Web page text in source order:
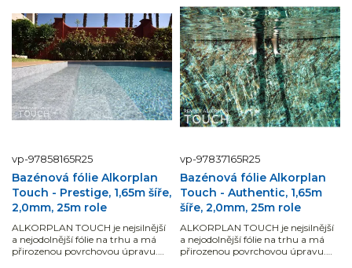
vp-97858165R25
Bazénová fólie Alkorplan
Touch - Prestige, 1,65m šíře,
2,0mm, 25m role
ALKORPLAN TOUCH je nejsilnější
a nejodolnější fólie na trhu a má
přirozenou povrchovou úpravu.
vp-97837165R25
Bazénová fólie Alkorplan
Touch - Authentic, 1,65m
šíře, 2,0mm, 25m role
ALKORPLAN TOUCH je nejsilnější
a nejodolnější fólie na trhu a má
přirozenou povrchovou úpravu.